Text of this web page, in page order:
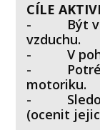
CÍLE
- Být
vzduchu.
- V
-
motoriku.
-
(ocenit